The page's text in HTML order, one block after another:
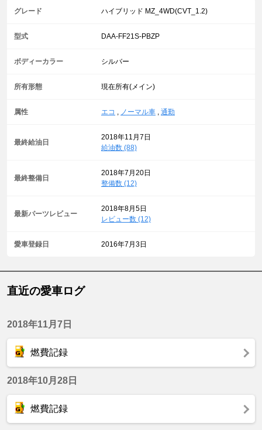
グレード ハイブリッド MZ_4WD(CVT_1.2)
型式 DAA-FF21S-PBZP
ボディーカラー シルバー
所有形態 現在所有(メイン)
属性 エコ , ノーマル車 , 通勤
最終給油日
2018年11月7日
給油数 (88)
最終整備日
2018年7月20日
整備数 (12)
最新パーツレビュー
2018年8月5日
レビュー数 (12)
愛車登録日 2016年7月3日
直近の愛車ログ
2018年11月7日
燃費記録
2018年10月28日
燃費記録